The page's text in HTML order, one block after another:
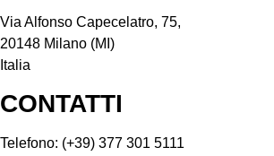
Via Alfonso Capecelatro, 75,
20148 Milano (MI)
Italia
CONTATTI
Telefono: (+39) 377 301 5111